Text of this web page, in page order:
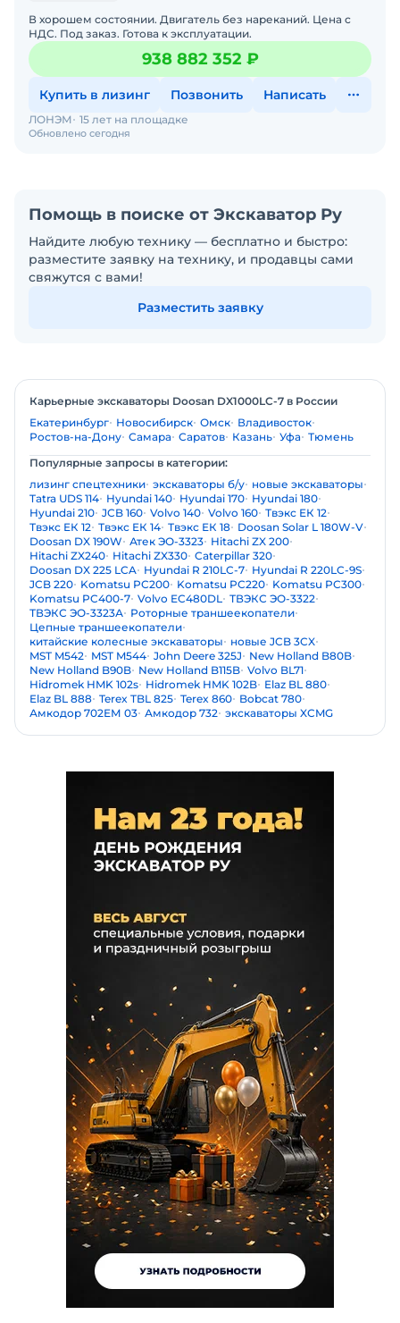
В хорошем состоянии. Двигатель без нареканий. Цена с
НДС. Под заказ. Готова к эксплуатации.
938 882 352 ₽
Купить в лизинг Позвонить Написать
Обновлено сегодня
ЛОНЭМ 15 лет на площадке
Помощь в поиске от Экскаватор Ру
Найдите любую технику — бесплатно и быстро:
разместите заявку на технику, и продавцы сами
свяжутся с вами!
Разместить заявку
Карьерные экскаваторы Doosan DX1000LC-7 в России
Екатеринбург Новосибирск Омск Владивосток
Ростов-на-Дону Самара Саратов Казань Уфа Тюмень
Популярные запросы в категории:
лизинг спецтехники экскаваторы б/у новые экскаваторы
Tatra UDS 114 Hyundai 140 Hyundai 170 Hyundai 180
Hyundai 210 JCB 160 Volvo 140 Volvo 160 Твэкс ЕК 12
Твэкс ЕК 12 Твэкс ЕК 14 Твэкс ЕК 18 Doosan Solar L 180W-V
Doosan DX 190W Атек ЭО-3323 Hitachi ZX 200
Hitachi ZX240 Hitachi ZX330 Caterpillar 320
Doosan DX 225 LCA Hyundai R 210LC-7 Hyundai R 220LC-9S
JCB 220 Komatsu PC200 Komatsu PC220 Komatsu PC300
Komatsu PC400-7 Volvo EC480DL ТВЭКС ЭО-3322
ТВЭКС ЭО-3323А Роторные траншеекопатели
Цепные траншеекопатели
китайские колесные экскаваторы
новые JCB 3CX
MST M542 MST M544 John Deere 325J
New Holland B80B
New Holland B90B New Holland B115B Volvo BL71
Hidromek HMK 102s Hidromek HMK 102B Elaz BL 880
Elaz BL 888 Terex TBL 825 Terex 860 Bobcat 780
Амкодор 702ЕМ 03 Амкодор 732 экскаваторы XCMG